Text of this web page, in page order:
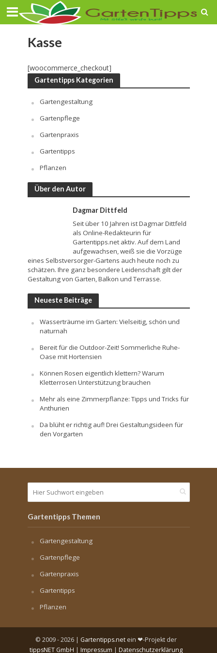
Kasse
[woocommerce_checkout]
Gartentipps Kategorien
Gartengestaltung
Gartenpflege
Gartenpraxis
Gartentipps
Pflanzen
Über den Autor
Dagmar Dittfeld
Seit über 10 Jahren ist Dagmar Dittfeld
als Online-Redakteurin für
Gartentipps.net aktiv. Auf dem Land
aufgewachsen, weiß sie die Vorzüge
eines Selbstversorger-Gartens auch heute noch zu
schätzen. Ihre ganz besondere Leidenschaft gilt der
Gestaltung von Garten, Balkon und Terrasse.
Neueste Beiträge
Wasserträume im Garten: Vielseitig, schön und
naturnah
Bereit für die Outdoor-Zeit! Sommerliche Ruhe-
Oase mit Hortensien
Können Rosen eigentlich klettern? Warum
Kletterrosen Unterstützung brauchen
Mehr als eine Zimmerpflanze: Tipps und Tricks für
Anthurien
Da blüht er richtig auf! Drei Gestaltungsideen für
den Vorgarten
Gartentipps Themen
Gartengestaltung
Gartenpflege
Gartenpraxis
Gartentipps
Pflanzen
© 2009 - 2026 | Gartentipps.net ein ❤-Projekt der
tippsNET GmbH | Impressum | Datenschutzerklärung